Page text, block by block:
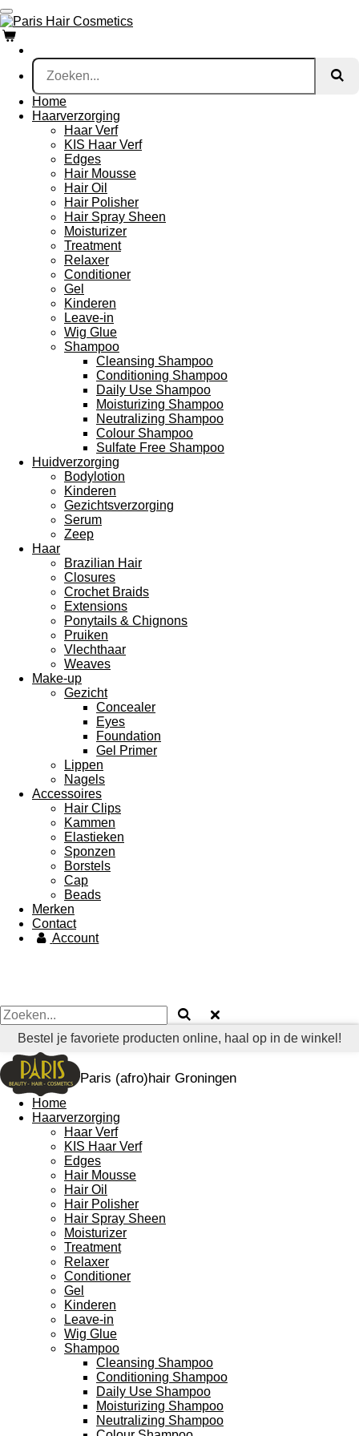
Ga
direct
naar
de
hoofdinhoud
Home
Haarverzorging
Haar Verf
KIS Haar Verf
Edges
Hair Mousse
Hair Oil
Hair Polisher
Hair Spray Sheen
Moisturizer
Treatment
Relaxer
Conditioner
Gel
Kinderen
Leave-in
Wig Glue
Shampoo
Cleansing Shampoo
Conditioning Shampoo
Daily Use Shampoo
Moisturizing Shampoo
Neutralizing Shampoo
Colour Shampoo
Sulfate Free Shampoo
Huidverzorging
Bodylotion
Kinderen
Gezichtsverzorging
Serum
Zeep
Haar
Brazilian Hair
Closures
Crochet Braids
Extensions
Ponytails & Chignons
Pruiken
Vlechthaar
Weaves
Make-up
Gezicht
Concealer
Eyes
Foundation
Gel Primer
Lippen
Nagels
Accessoires
Hair Clips
Kammen
Elastieken
Sponzen
Borstels
Cap
Beads
Merken
Contact
Account
Bestel je favoriete producten online, haal op in de winkel!
Paris (afro)hair Groningen
Home
Haarverzorging
Haar Verf
KIS Haar Verf
Edges
Hair Mousse
Hair Oil
Hair Polisher
Hair Spray Sheen
Moisturizer
Treatment
Relaxer
Conditioner
Gel
Kinderen
Leave-in
Wig Glue
Shampoo
Cleansing Shampoo
Conditioning Shampoo
Daily Use Shampoo
Moisturizing Shampoo
Neutralizing Shampoo